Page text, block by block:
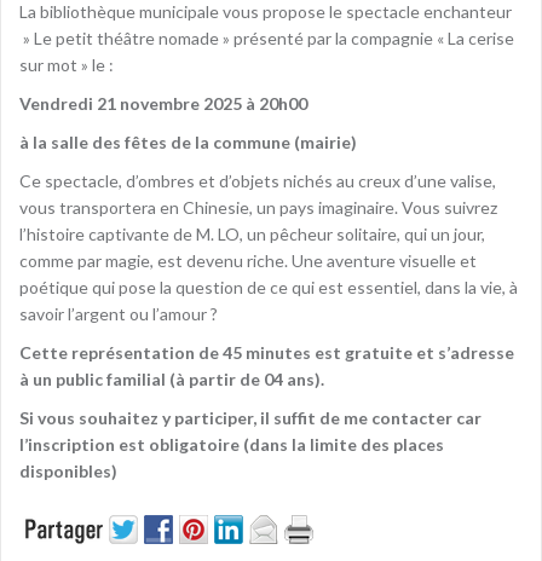
La bibliothèque municipale vous propose le spectacle enchanteur
» Le petit théâtre nomade » présenté par la compagnie « La cerise
sur mot » le :
Vendredi 21 novembre 2025 à 20h00
à la salle des fêtes de la commune (mairie)
Ce spectacle, d’ombres et d’objets nichés au creux d’une valise,
vous transportera en Chinesie, un pays imaginaire. Vous suivrez
l’histoire captivante de M. LO, un pêcheur solitaire, qui un jour,
comme par magie, est devenu riche. Une aventure visuelle et
poétique qui pose la question de ce qui est essentiel, dans la vie, à
savoir l’argent ou l’amour ?
Cette représentation de 45 minutes est gratuite et s’adresse
à un public familial (à partir de 04 ans).
Si vous souhaitez y participer, il suffit de me contacter car
l’inscription est obligatoire (dans la limite des places
disponibles)